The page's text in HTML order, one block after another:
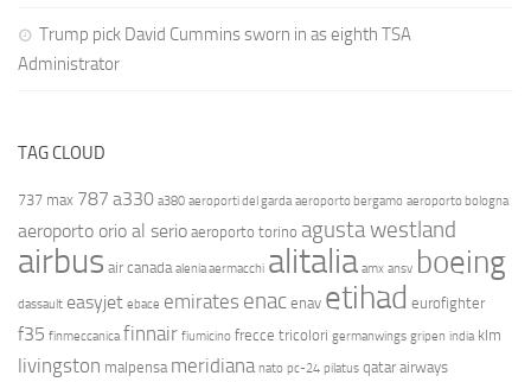
Trump pick David Cummins sworn in as eighth TSA
Administrator
TAG CLOUD
737 max 787 a330 a380 aeroporti del garda aeroporto bergamo aeroporto bologna
aeroporto orio al serio aeroporto torino agusta westland
airbus air canada alenia aermacchi alitalia amx ansv boeing
dassault easyjet ebace emirates enac enav etihad eurofighter
f35 finmeccanica finnair fiumicino frecce tricolori germanwings gripen india klm
livingston malpensa meridiana nato pc-24 pilatus qatar airways